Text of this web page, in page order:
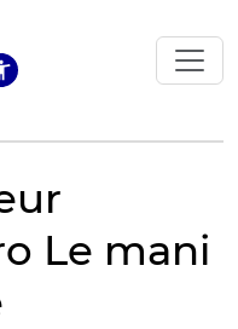
Apri le
Le mani